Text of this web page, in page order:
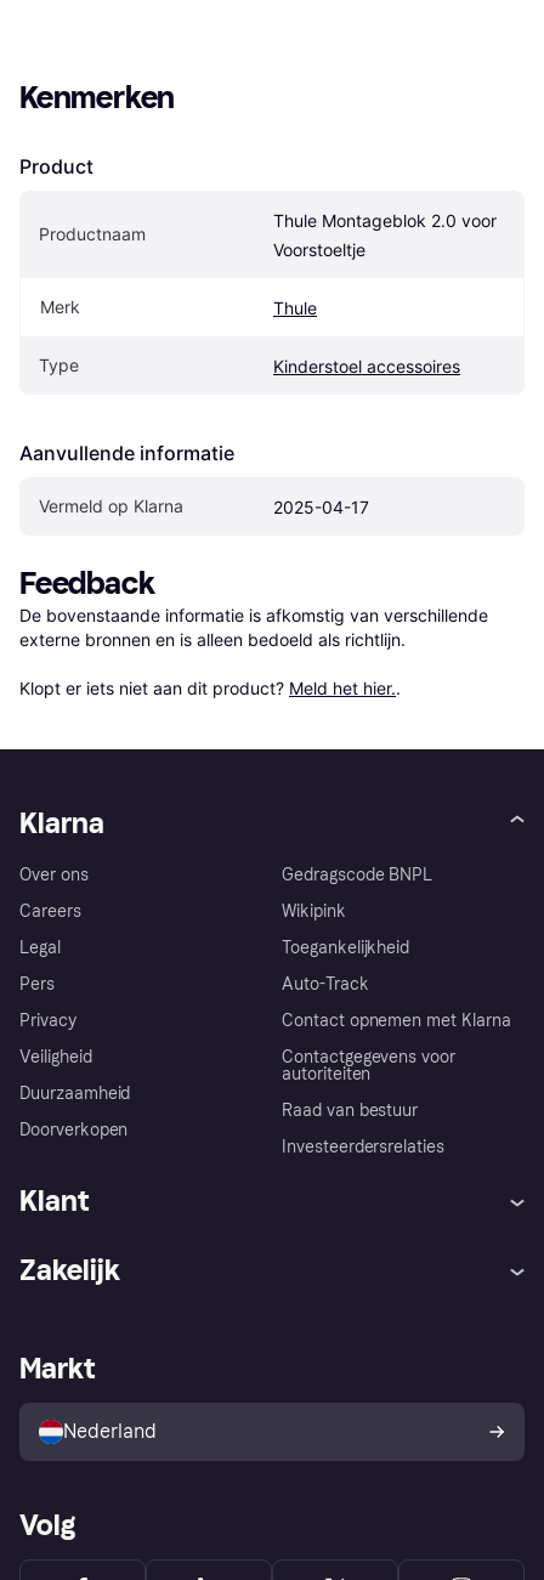
Kenmerken
Product
Productnaam
Thule Montageblok 2.0 voor
Voorstoeltje
Merk Thule
Type Kinderstoel accessoires
Aanvullende informatie
Vermeld op Klarna 2025-04-17
Feedback
De bovenstaande informatie is afkomstig van verschillende
externe bronnen en is alleen bedoeld als richtlijn.
Klopt er iets niet aan dit product? Meld het hier..
Klarna
Over ons
Careers
Legal
Pers
Privacy
Veiligheid
Duurzaamheid
Doorverkopen
Gedragscode BNPL
Wikipink
Toegankelijkheid
Auto-Track
Contact opnemen met Klarna
Contactgegevens voor
autoriteiten
Raad van bestuur
Investeerdersrelaties
Klant
Winkeloverzicht
Kopersbescherming voor
consumenten
Zakelijk
Zakelijke login
Markt
Nederland
Volg